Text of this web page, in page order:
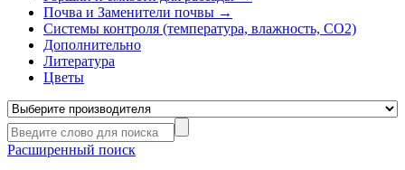
Почва и Заменители почвы →
Системы контроля (температура, влажность, СО2)
Дополнительно
Литература
Цветы
Расширенный поиск